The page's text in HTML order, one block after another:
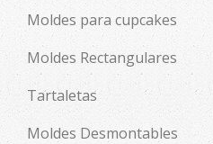
Moldes para cupcakes
Moldes Rectangulares
Tartaletas
Moldes Desmontables